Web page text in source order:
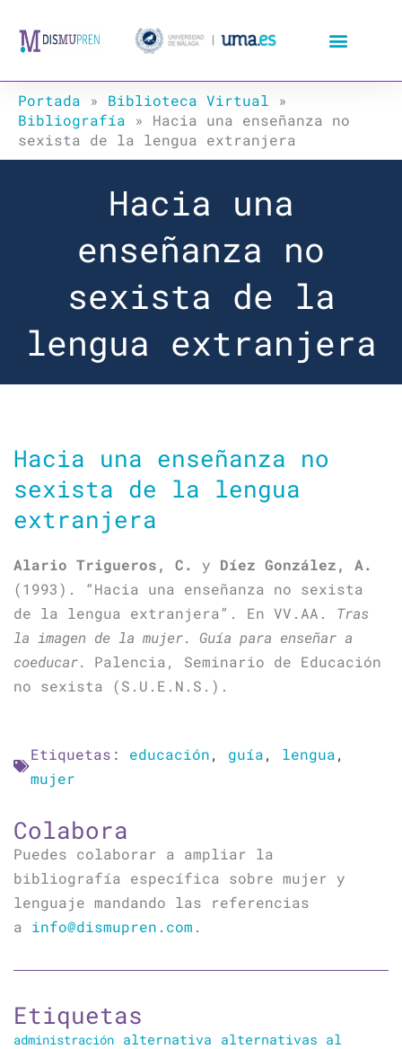
Portada » Biblioteca Virtual »
Bibliografía » Hacia una enseñanza no
sexista de la lengua extranjera
Hacia una
enseñanza no
sexista de la
lengua extranjera
Hacia una enseñanza no
sexista de la lengua
extranjera
Alario Trigueros, C. y Díez González, A.
(1993). “Hacia una enseñanza no sexista
de la lengua extranjera”. En VV.AA. Tras
la imagen de la mujer. Guía para enseñar a
coeducar. Palencia, Seminario de Educación
no sexista (S.U.E.N.S.).
Etiquetas: educación, guía, lengua,
mujer
Colabora
Puedes colaborar a ampliar la
bibliografía específica sobre mujer y
lenguaje mandando las referencias
a info@dismupren.com .
Etiquetas
administración alternativa alternativas al